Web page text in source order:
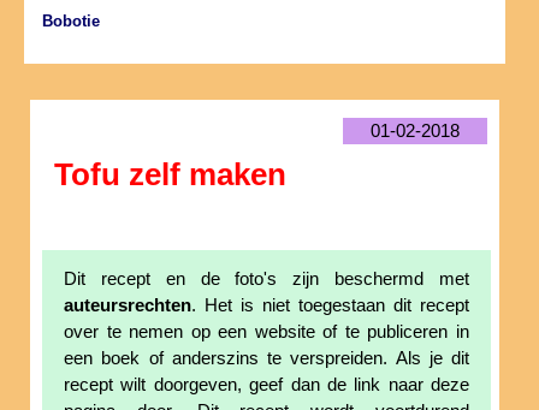
Bobotie
01-02-2018
Tofu zelf maken
Dit recept en de foto's zijn beschermd met
auteursrechten. Het is niet toegestaan dit recept
over te nemen op een website of te publiceren in
een boek of anderszins te verspreiden. Als je dit
recept wilt doorgeven, geef dan de link naar deze